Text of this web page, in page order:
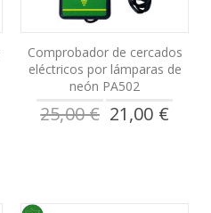
Comprobador de cercados
eléctricos por lámparas de
neón PA502
25,00 €
Precio
especial
21,00 €